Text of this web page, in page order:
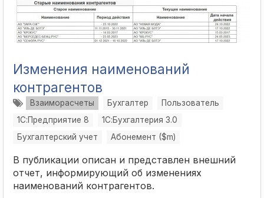
Изменения наименований
контрагентов
Взаиморасчеты Бухгалтер
Пользователь
1С:Предприятие 8
1С:Бухгалтерия 3.0
Бухгалтерский учет
Абонемент ($m)
В публикации описан и представлен внешний
отчет, информирующий об изменениях
наименований контрагентов.